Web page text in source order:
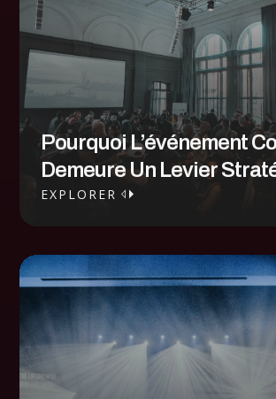
Pourquoi L’événement
Demeure Un Levier
EXPLORER